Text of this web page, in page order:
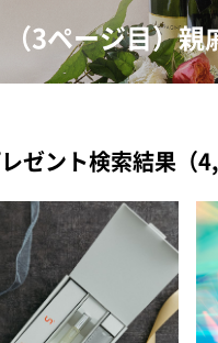
（3ページ目）
ゼント検索結果（